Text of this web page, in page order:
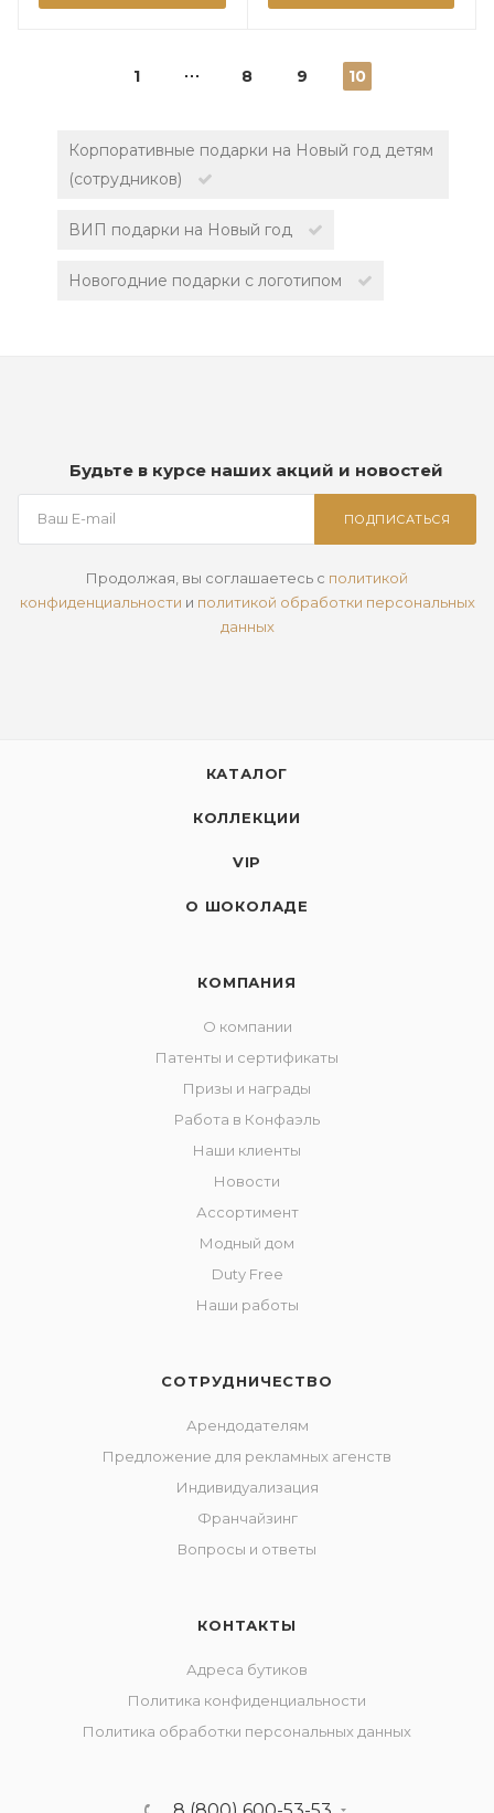
1 8 9 10
Корпоративные подарки на Новый год детям
(сотрудников)
ВИП подарки на Новый год
Новогодние подарки с логотипом
Будьте в курсе наших акций и новостей
ПОДПИСАТЬСЯ
Продолжая, вы соглашаетесь с политикой
конфиденциальности и политикой обработки персональных
данных
КАТАЛОГ
КОЛЛЕКЦИИ
VIP
О ШОКОЛАДЕ
КОМПАНИЯ
О компании
Патенты и сертификаты
Призы и награды
Работа в Конфаэль
Наши клиенты
Новости
Ассортимент
Модный дом
Duty Free
Наши работы
СОТРУДНИЧЕСТВО
Арендодателям
Предложение для рекламных агенств
Индивидуализация
Франчайзинг
Вопросы и ответы
КОНТАКТЫ
Адреса бутиков
Политика конфиденциальности
Политика обработки персональных данных